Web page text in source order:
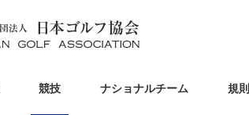
競技 ナショナルチーム 規